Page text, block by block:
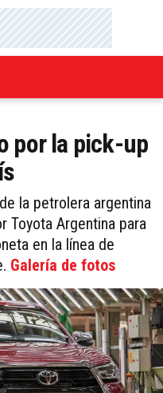
por la pick-up
la petrolera argentina
Toyota Argentina para
en la línea de
Galería de fotos